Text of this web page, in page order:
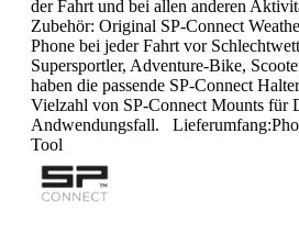
der Fahrt und bei allen anderen
Zubehör: Original SP-Connect
Phone bei jeder Fahrt vor
Supersportler, Adventure-Bike,
haben die passende SP-Connect
Vielzahl von SP-Connect Mounts für
Andwendungsfall.
Tool